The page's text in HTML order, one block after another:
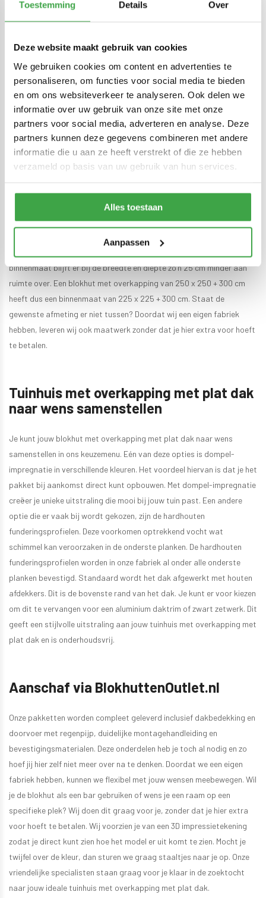
Toestemming Details Over
Deze website maakt gebruik van cookies
We gebruiken cookies om content en advertenties te
personaliseren, om functies voor social media te bieden
en om ons websiteverkeer te analyseren. Ook delen we
informatie over uw gebruik van onze site met onze
partners voor social media, adverteren en analyse. Deze
partners kunnen deze gegevens combineren met andere
informatie die u aan ze heeft verstrekt of die ze hebben
verzameld op basis van uw gebruik van hun services.
Alles toestaan
Aanpassen
Blokhut met overkapping plat
dak 250 x 250 + 350cm met
lamellen
Op voorraad: binnen 1,5 tot 3
afroep
Blokhut met overkapping plat
Op voorraad: binnen 1,5 tot 3
afroep
1 2 3 4 5 37
Moderne uitstraling
moderne uitstraling. Dit komt door de dubbele boeiplank rondom en
overkapping met plat dak is verkrijgbaar in diverse afmetingen. Heb
je bepaald hoe groot het totaal mag worden, dan kun je kiezen wat
de verdeling moet worden tussen de opslagplek en plek om te zitten.
binnenmaat blijft er bij de breedte en diepte zo’n 25 cm minder aan
ruimte over. Een blokhut met overkapping van 250 x 250 + 300 cm
heeft dus een binnenmaat van 225 x 225 + 300 cm. Staat de
gewenste afmeting er niet tussen? Doordat wij een eigen fabriek
hebben, leveren wij ook maatwerk zonder dat je hier extra voor hoeft
te betalen.
Tuinhuis met overkapping met plat dak
naar wens samenstellen
Je kunt jouw blokhut met overkapping met plat dak naar wens
samenstellen in ons keuzemenu. Eén van deze opties is dompel-
impregnatie in verschillende kleuren. Het voordeel hiervan is dat je het
pakket bij aankomst direct kunt opbouwen. Met dompel-impregnatie
creëer je unieke uitstraling die mooi bij jouw tuin past. Een andere
optie die er vaak bij wordt gekozen, zijn de hardhouten
funderingsprofielen. Deze voorkomen optrekkend vocht wat
schimmel kan veroorzaken in de onderste planken. De hardhouten
funderingsprofielen worden in onze fabriek al onder alle onderste
planken bevestigd. Standaard wordt het dak afgewerkt met houten
afdekkers. Dit is de bovenste rand van het dak. Je kunt er voor kiezen
om dit te vervangen voor een aluminium daktrim of zwart zetwerk. Dit
geeft een stijlvolle uitstraling aan jouw tuinhuis met overkapping met
plat dak en is onderhoudsvrij.
Aanschaf via BlokhuttenOutlet.nl
Onze pakketten worden compleet geleverd inclusief dakbedekking en
doorvoer met regenpijp, duidelijke montagehandleiding en
bevestigingsmaterialen. Deze onderdelen heb je toch al nodig en zo
hoef jij hier zelf niet meer over na te denken. Doordat we een eigen
fabriek hebben, kunnen we flexibel met jouw wensen meebewegen. Wil
je de blokhut als een bar gebruiken of wens je een raam op een
specifieke plek? Wij doen dit graag voor je, zonder dat je hier extra
voor hoeft te betalen. Wij voorzien je van een 3D impressietekening
zodat je direct kunt zien hoe het model er uit komt te zien. Mocht je
twijfel over de kleur, dan sturen we graag staaltjes naar je op. Onze
vriendelijke specialisten staan graag voor je klaar in de zoektocht
naar jouw ideale tuinhuis met overkapping met plat dak.